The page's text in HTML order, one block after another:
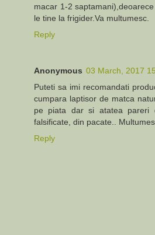
macar 1-2
le tine la frigider.Va multumesc.
Reply
Anonymous 03 March, 2017
Puteti sa imi recomandati
cumpara laptisor de matca
pe piata dar si atatea pareri
falsificate, din pacate..
Reply